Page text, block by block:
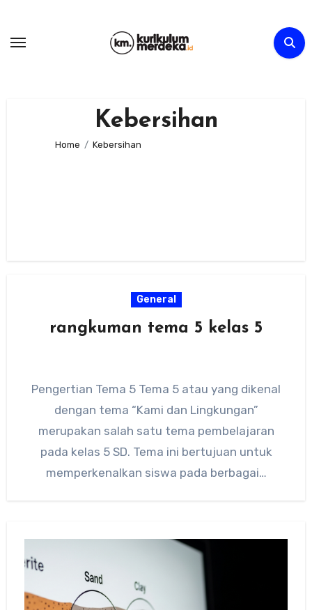
content
Kebersihan
Home Kebersihan
General
rangkuman tema 5 kelas 5
Pengertian Tema 5 Tema 5 atau yang dikenal
dengan tema “Kami dan Lingkungan”
merupakan salah satu tema pembelajaran
pada kelas 5 SD. Tema ini bertujuan untuk
memperkenalkan siswa pada berbagai…